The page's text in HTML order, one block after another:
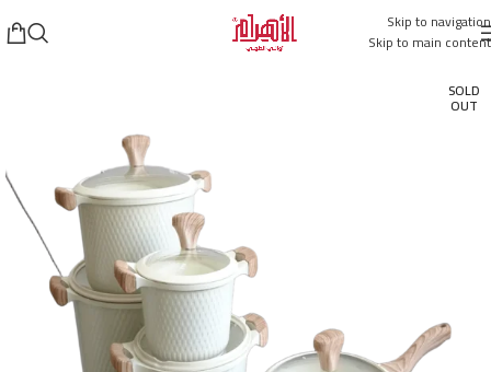
Skip to navigation
Skip to main content
SOLD
OUT